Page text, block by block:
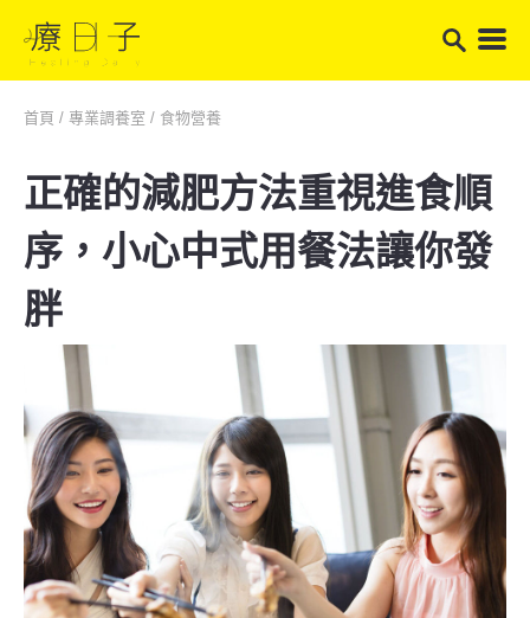
首頁 / 專業調養室 / 食物營養
正確的減肥方法重視進食順
序，小心中式用餐法讓你發
胖